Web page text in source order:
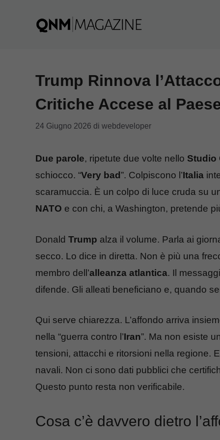
Trump Rinnova
Critiche Accese al
24 Giugno 2026 di webdeveloper
Due parole, ripetute due volte nello Studio
schiocco. “Very bad ”. Colpiscono l’Italia
scaramuccia. È un colpo di luce cruda su
NATO e con chi, a Washington, pretende
Donald Trump alza il volume. Parla ai
secco. Lo dice in diretta. Non è più una
membro dell’alleanza atlantica. Il
difende. Gli alleati beneficiano e, quando
Qui serve chiarezza. L’affondo arriva
nella “guerra contro l’Iran”. Ma non esiste
tensioni, attacchi e ritorsioni nella regione.
navali. Non ci sono dati pubblici che
Questo punto resta non verificabile.
Cosa c’è davvero dietro